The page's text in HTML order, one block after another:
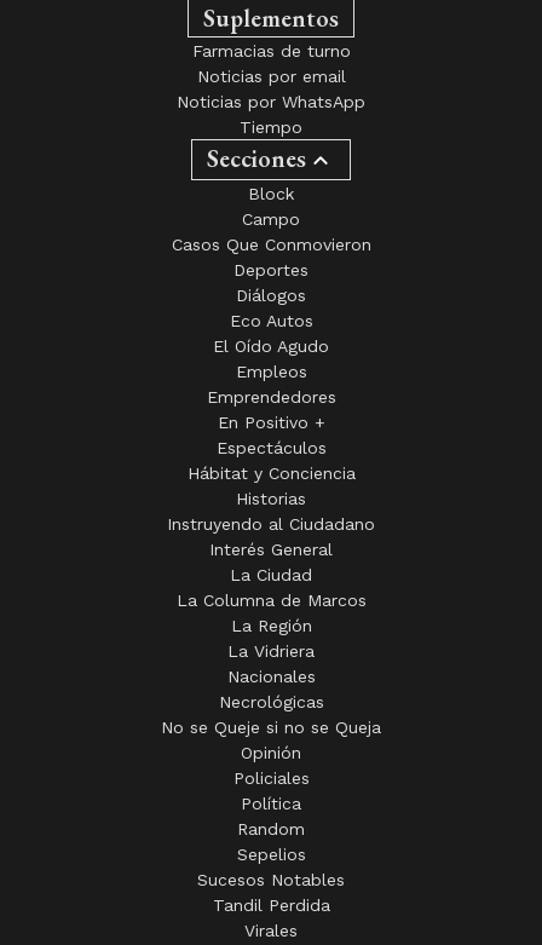
Suplementos
Farmacias de turno
Noticias por email
Noticias por WhatsApp
Tiempo
Secciones
Block
Campo
Casos Que Conmovieron
Deportes
Diálogos
Eco Autos
El Oído Agudo
Empleos
Emprendedores
En Positivo +
Espectáculos
Hábitat y Conciencia
Historias
Instruyendo al Ciudadano
Interés General
La Ciudad
La Columna de Marcos
La Región
La Vidriera
Nacionales
Necrológicas
No se Queje si no se Queja
Opinión
Policiales
Política
Random
Sepelios
Sucesos Notables
Tandil Perdida
Virales